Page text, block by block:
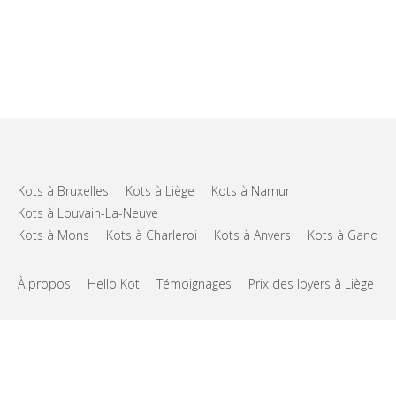
Kots à Bruxelles Kots à Liège
Kots à Namur
Kots à Louvain-La-Neuve
Kots à Mons
Kots à Charleroi Kots à Anvers Kots à Gand
À propos Hello Kot Témoignages Prix des loyers à Liège